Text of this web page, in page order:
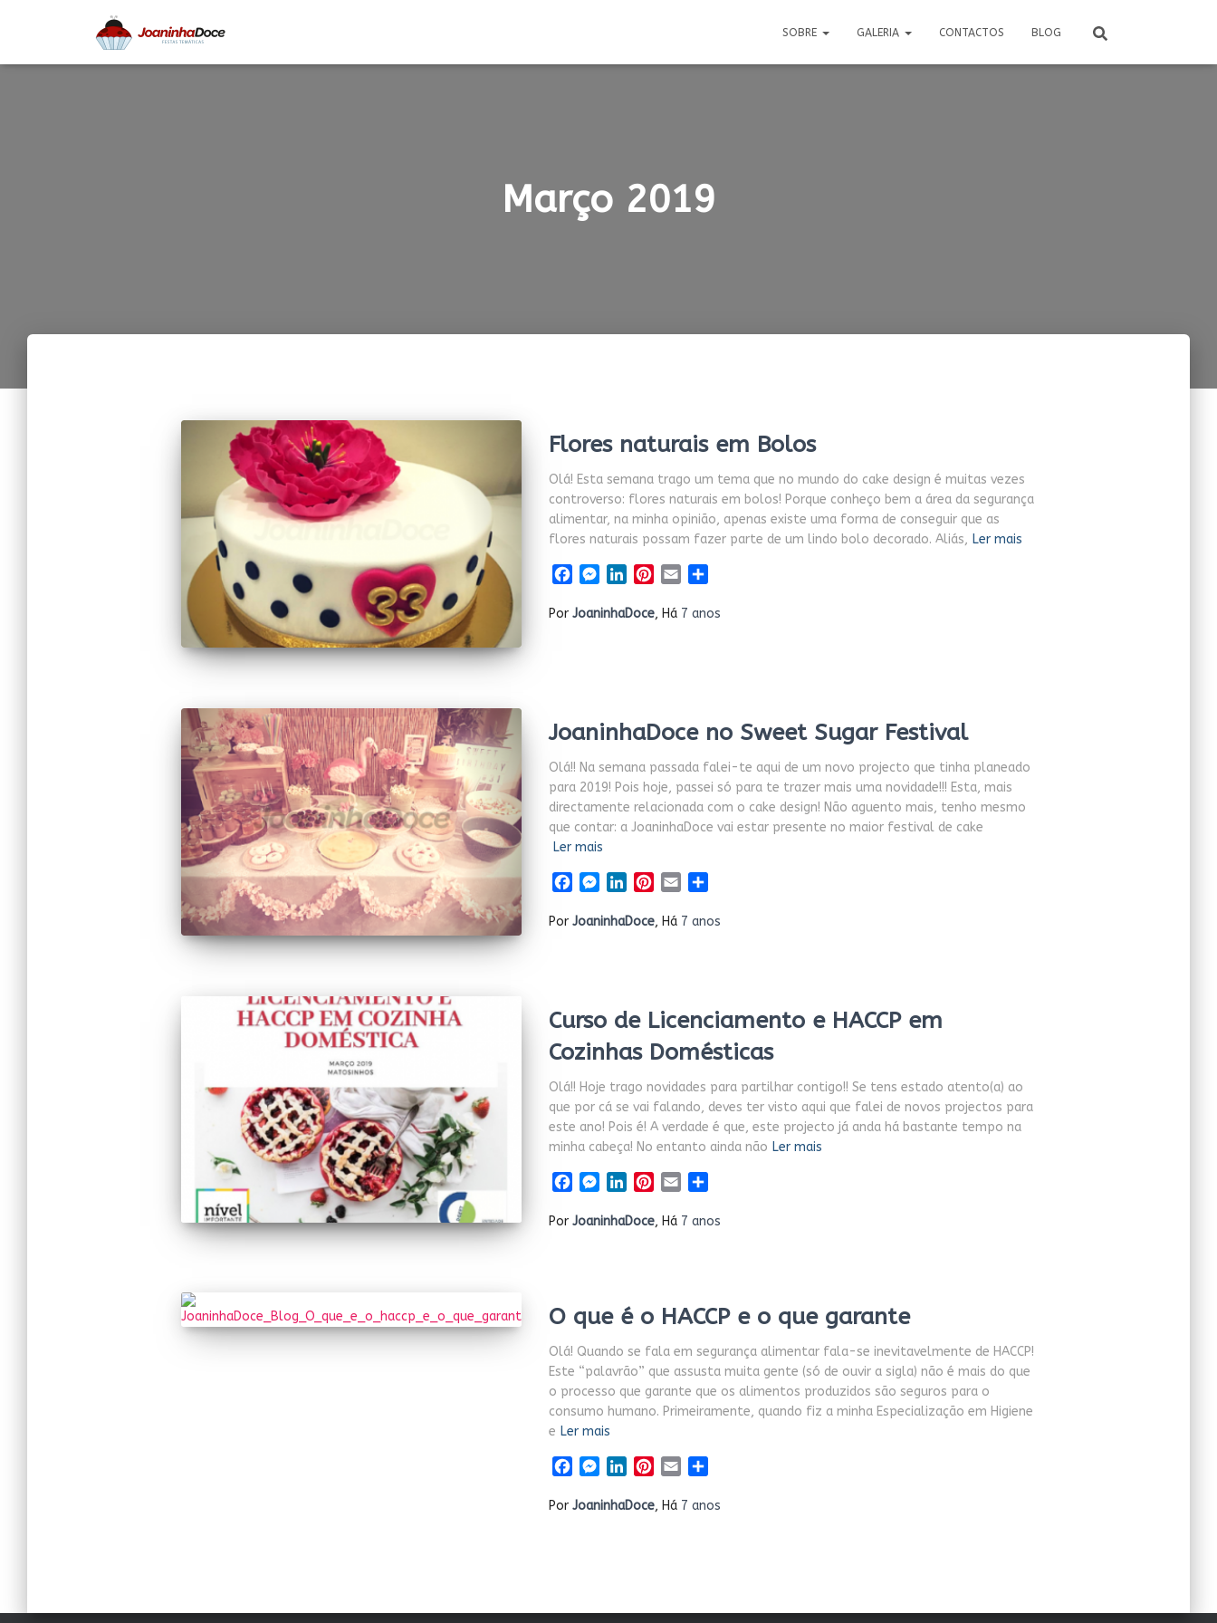
SOBRE GALERIA CONTACTOS BLOG
Março 2019
Flores naturais em Bolos
Olá! Esta semana trago um tema que no mundo do cake design é muitas vezes
controverso: flores naturais em bolos! Porque conheço bem a área da segurança
alimentar, na minha opinião, apenas existe uma forma de conseguir que as
flores naturais possam fazer parte de um lindo bolo decorado. Aliás, Ler mais
Facebook
Messenger
LinkedInPinterest
Email
Por JoaninhaDoce, Há 7 anos
JoaninhaDoce no Sweet Sugar Festival
Olá!! Na semana passada falei-te aqui de um novo projecto que tinha planeado
para 2019! Pois hoje, passei só para te trazer mais uma novidade!!! Esta, mais
directamente relacionada com o cake design! Não aguento mais, tenho mesmo
que contar: a JoaninhaDoce vai estar presente no maior festival de cake
Ler mais
Facebook
Messenger
LinkedInPinterest
Email
Por JoaninhaDoce, Há 7 anos
Curso de Licenciamento e HACCP em
Cozinhas Domésticas
Olá!! Hoje trago novidades para partilhar contigo!! Se tens estado atento(a) ao
que por cá se vai falando, deves ter visto aqui que falei de novos projectos para
este ano! Pois é! A verdade é que, este projecto já anda há bastante tempo na
minha cabeça! No entanto ainda não Ler mais
Facebook
Messenger
LinkedInPinterest
Email
Por JoaninhaDoce, Há 7 anos
O que é o HACCP e o que garante
Olá! Quando se fala em segurança alimentar fala-se inevitavelmente de HACCP!
Este “palavrão” que assusta muita gente (só de ouvir a sigla) não é mais do que
o processo que garante que os alimentos produzidos são seguros para o
consumo humano. Primeiramente, quando fiz a minha Especialização em Higiene
e Ler mais
Facebook
Messenger
LinkedInPinterest
Email
Por JoaninhaDoce, Há 7 anos